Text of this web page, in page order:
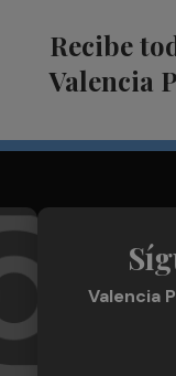
Recibe
Valencia
Valencia